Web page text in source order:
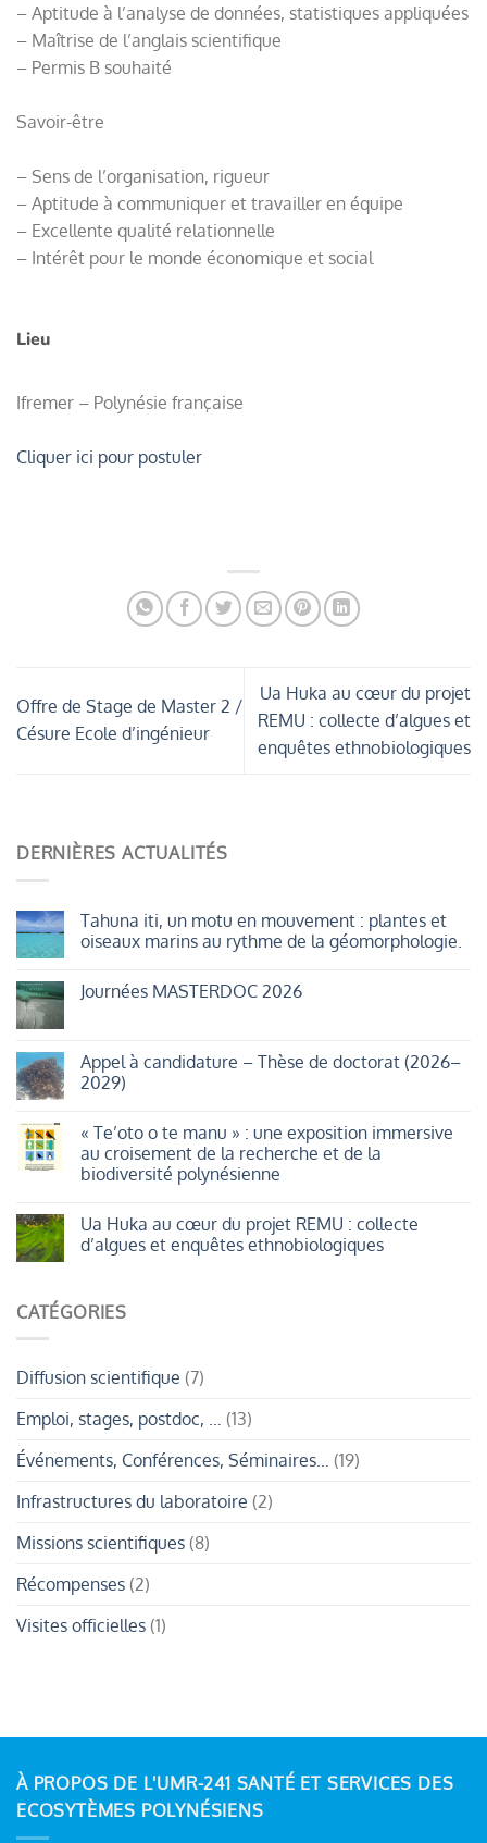
– Aptitude à l’analyse de données, statistiques appliquées
– Maîtrise de l’anglais scientifique
– Permis B souhaité
Savoir-être
– Sens de l’organisation, rigueur
– Aptitude à communiquer et travailler en équipe
– Excellente qualité relationnelle
– Intérêt pour le monde économique et social
Lieu
Ifremer – Polynésie française
Cliquer ici pour postuler
Offre de Stage de Master 2 /
Césure Ecole d’ingénieur
Ua Huka au cœur du projet
REMU : collecte d’algues et
enquêtes ethnobiologiques
DERNIÈRES ACTUALITÉS
Tahuna iti, un motu en mouvement : plantes et
oiseaux marins au rythme de la géomorphologie.
sur
Tahuna
en
mouvement
:
oiseaux
marins
au
rythme
géomorphologie.
Journées MASTERDOC 2026
Journées
MASTERDOC
2026
Appel à candidature – Thèse de doctorat (2026–
2029)
sur
Appel
à
candidature
de
doctorat
(2026–
« Te’oto o te manu » : une exposition immersive
au croisement de la recherche et de la
biodiversité polynésienne
sur
«
Te’oto
»
:
au
la
de
biodiversité
polynésienne
Ua Huka au cœur du projet REMU : collecte
d’algues et enquêtes ethnobiologiques
Ua
Huka
projet
collecte
enquêtes
CATÉGORIES
Diffusion scientifique (7)
Emploi, stages, postdoc, … (13)
Événements, Conférences, Séminaires… (19)
Infrastructures du laboratoire (2)
Missions scientifiques (8)
Récompenses (2)
Visites officielles (1)
À PROPOS DE L'UMR-241 SANTÉ ET SERVICES DES
ECOSYTÈMES POLYNÉSIENS